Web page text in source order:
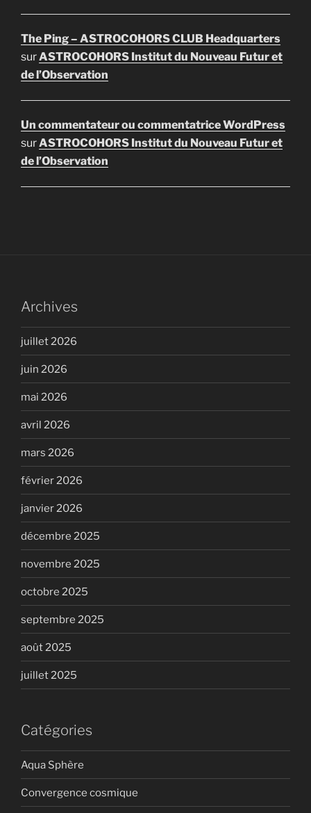
The Ping – ASTROCOHORS CLUB Headquarters
surASTROCOHORS Institut du Nouveau Futur et
de l’Observation
Un commentateur ou commentatrice WordPress
surASTROCOHORS Institut du Nouveau Futur et
de l’Observation
Archives
juillet 2026
juin 2026
mai 2026
avril 2026
mars 2026
février 2026
janvier 2026
décembre 2025
novembre 2025
octobre 2025
septembre 2025
août 2025
juillet 2025
Catégories
Aqua Sphère
Convergence cosmique